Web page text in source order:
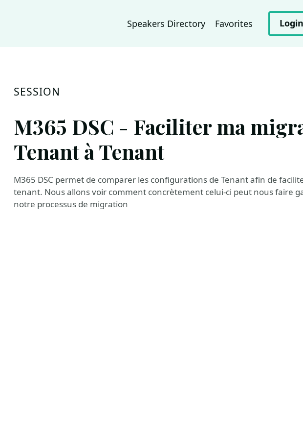
Speakers Directory Favorites Login
SESSION
M365 DSC - Faciliter ma
Tenant à Tenant
M365 DSC permet de comparer les configurations de Tenant afin de
tenant. Nous allons voir comment concrètement celui-ci peut nous faire
notre processus de migration